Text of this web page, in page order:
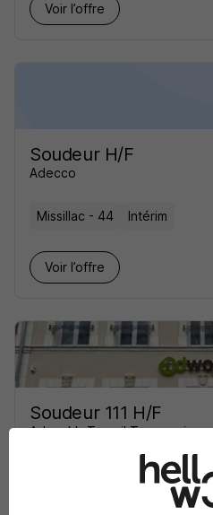
Voir l’offre
Soudeur H/F
Adecco
Missillac - 44 Intérim
Voir l’offre
Soudeur 111 H/F
Adwork’s Travail Temporaire
Saint-Nazaire - 44 Intérim